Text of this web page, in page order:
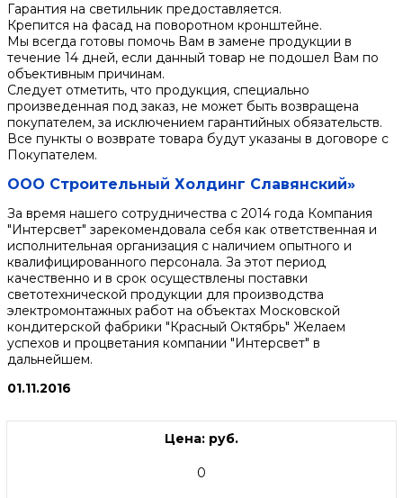
Гарантия на светильник предоставляется.
Крепится на фасад на поворотном кронштейне.
Мы всегда готовы помочь Вам в замене продукции в
течение 14 дней, если данный товар не подошел Вам по
объективным причинам.
Следует отметить, что продукция, специально
произведенная под заказ, не может быть возвращена
покупателем, за исключением гарантийных обязательств.
Все пункты о возврате товара будут указаны в договоре с
Покупателем.
ООО Строительный Холдинг Славянский»
За время нашего сотрудничества с 2014 года Компания
"Интерсвет" зарекомендовала себя как ответственная и
исполнительная организация с наличием опытного и
квалифицированного персонала. За этот период
качественно и в срок осуществлены поставки
светотехнической продукции для производства
электромонтажных работ на объектах Московской
кондитерской фабрики "Красный Октябрь" Желаем
успехов и процветания компании "Интерсвет" в
дальнейшем.
01.11.2016
Цена: руб.
0